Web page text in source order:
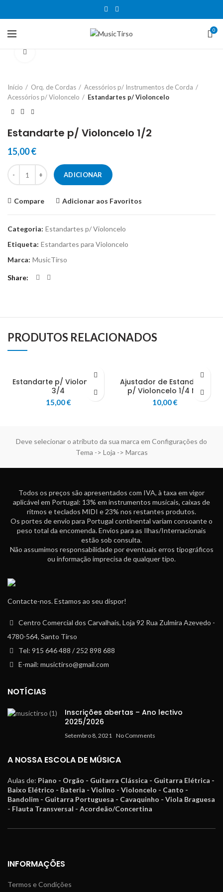
0
Início Orq. de Cordas
Acessórios p/ Instrumentos de Corda
Acessórios p/ Violoncelo
Estandartes p/ Violoncelo
Estandarte p/ Violoncelo 1/2
15,00€
Quantidade de Estandarte p/ Violoncelo 1/2
ADICIONAR
Compare Adicionar aos Favoritos
Categoria: Estandartes p/ Violoncelo
Etiqueta: Estandartes para Violoncelo
Marca: MusicTirso
Share
PRODUTOS RELACIONADOS
Estandarte p/ Violoncelo
3/4
15,00€
Ajustador de Estandarte
p/ Violoncelo 1/4 MT
10,00€
Deve selecionar o atributo da sua marca em Configurações do
Tema -> Loja -> Marcas
Todos os preços são apresentados com IVA, à taxa em vigor
aplicável em Portugal: 13% em instrumentos musicais, caixas de
ritmos e teclados MIDI e 23% nos restantes produtos.
Os portes de envio para Portugal continental variam consoante o
peso total da encomenda. Envios para as Ilhas/Internacionais
estão sob consulta.
Não assumimos responsabilidade por eventuais erros tipográficos
ou informação imprecisa de qualquer tipo.
Contacte-nos. Estamos ao seu dispor!
Centro Comercial dos Carvalhais, Loja 92 Rua Zulmira Azevedo -
4780-564, Santo Tirso
Tel: 915 646 488 / 252 898 688
E-mail: musictirso@gmail.com
NOTÍCIAS
Inscrições abertas – Ano lectivo
2025/2026
Setembro 8, 2021 No Comments
A NOSSA ESCOLA DE MÚSICA
Aulas de: Piano - Orgão - Guitarra Clássica - Guitarra Elétrica -
Baixo Elétrico - Bateria - Violino - Violoncelo - Canto -
Bandolim - Guitarra Portuguesa - Cavaquinho - Viola Braguesa
- Flauta Transversal - Acordeão/Concertina
INFORMAÇÕES
Termos e Condições